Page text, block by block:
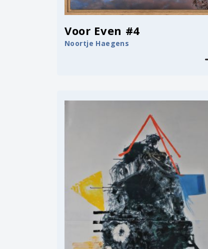
Voor Even #4
Noortje Haegens